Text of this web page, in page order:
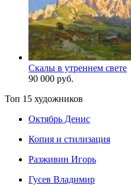
Скалы в утреннем свете
90 000 руб.
Топ 15 художников
Октябрь Денис
Копия и стилизация
Разживин Игорь
Гусев Владимир